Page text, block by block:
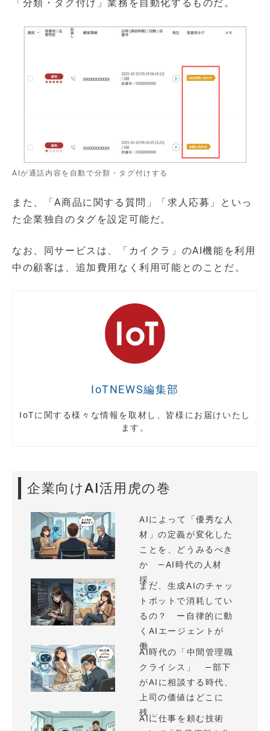
「分類・タグ付け」業務を自動化するものだ。
AIが通話内容を自動で分類・タグ付けする
また、「A商品に関する質問」「求人応募」といっ
た企業独自のタグを設定可能だ。
なお、同サービスは、「カイクラ」のAI機能を利用
中の顧客は、追加費用なく利用可能とのことだ。
IoTNEWS編集部
IoTに関する様々な情報を取材し、皆様にお届けいたし
ます。
企業向けAI活用虎の巻
AIによって「優秀な人
材」の定義が変化した
ことを、どうみるべき
か —AI時代の人材
採...
まだ、生成AIのチャッ
トボットで消耗してい
るの？ ー自律的に動
くAIエージェントが
働...
AI時代の「中間管理職
クライシス」 —部下
がAIに相談する時代、
上司の価値はどこに
残...
AIに仕事を頼む技術